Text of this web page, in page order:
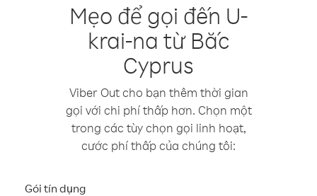
Mẹo để gọi đến U-
krai-na từ Bắc
Cyprus
Viber Out cho bạn thêm thời gian
gọi với chi phí thấp hơn. Chọn một
trong các tùy chọn gọi linh hoạt,
cước phí thấp của chúng tôi:
Gói tín dụng